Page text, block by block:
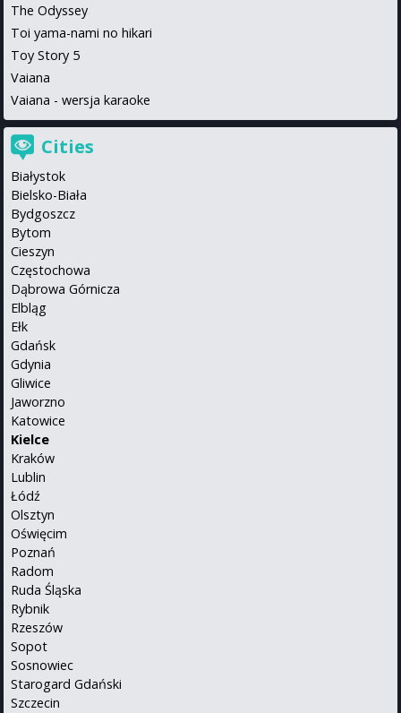
The Odyssey
Toi yama-nami no hikari
Toy Story 5
Vaiana
Vaiana - wersja karaoke
Cities
Białystok
Bielsko-Biała
Bydgoszcz
Bytom
Cieszyn
Częstochowa
Dąbrowa Górnicza
Elbląg
Ełk
Gdańsk
Gdynia
Gliwice
Jaworzno
Katowice
Kielce
Kraków
Lublin
Łódź
Olsztyn
Oświęcim
Poznań
Radom
Ruda Śląska
Rybnik
Rzeszów
Sopot
Sosnowiec
Starogard Gdański
Szczecin